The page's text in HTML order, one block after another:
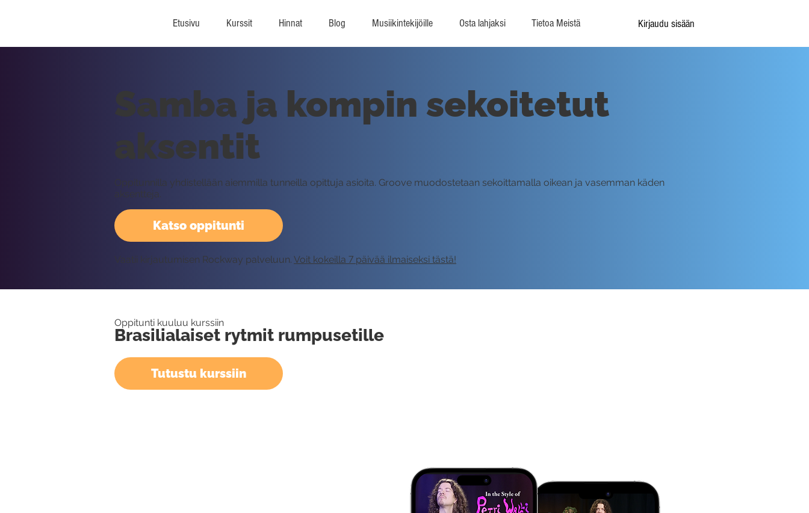
Etusivu Kurssit Hinnat Blog Musiikintekijöille Osta lahjaksi Tietoa Meistä Kirjaudu sisään
Katso oppitunti
Samba ja kompin sekoitetut
aksentit
Oppitunnilla yhdistellään aiemmilla tunneilla opittuja asioita. Groove muodostetaan sekoittamalla oikean ja vasemman käden
aksentteja.
Vaatii kirjautumisen Rockway palveluun. Voit kokeilla 7 päivää ilmaiseksi tästä!
Oppitunti kuuluu kurssiin
Brasilialaiset rytmit rumpusetille
Tutustu kurssiin